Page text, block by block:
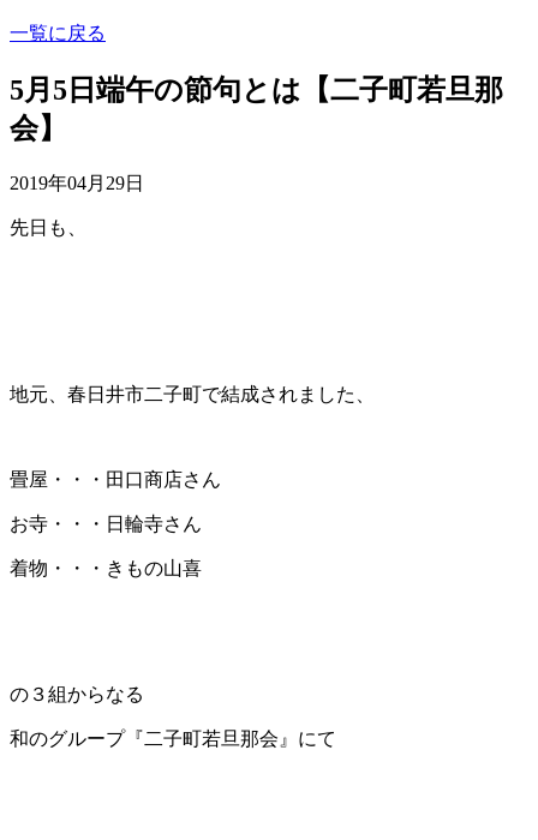
一覧に戻る
5月5日端午の節句とは【二子町若旦那
会】
2019年04月29日
先日も、
地元、春日井市二子町で結成されました、
畳屋・・・田口商店さん
お寺・・・日輪寺さん
着物・・・きもの山喜
の３組からなる
和のグループ『二子町若旦那会』にて